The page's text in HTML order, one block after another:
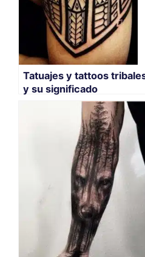
Tatuajes y tattoos
y su significado